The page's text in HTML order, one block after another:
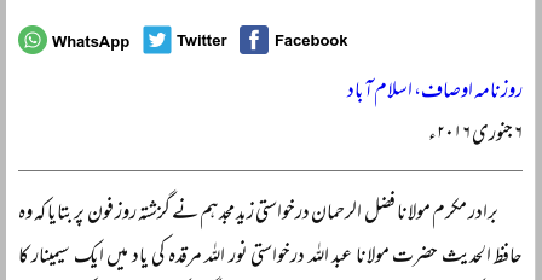
روزنامہ اوصاف، اسلام آباد
۶ جنوری ۲۰۱۶ء
برادر مکرم مولانا فضل الرحمان درخواستی زید مجدہم نے گزشتہ روز فون پر بتایا کہ وہ
حافظ الحدیث حضرت مولانا عبد اللہ درخواستی نور اللہ مرقدہ کی یاد میں ایک سیمینار کا